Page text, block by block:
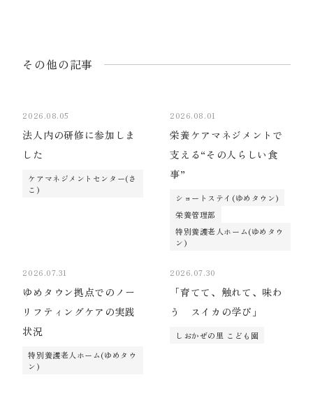
その他の記事
2026.08.05
法人内の研修に参加しま
した
ケアマネジメントセンター(さ
こ)
2026.08.01
栄養ケアマネジメントで
支える“その人らしい食
事”
ショートステイ(ゆめタウン)
栄養管理部
特別養護老人ホーム(ゆめタウ
ン)
2026.07.31
ゆめタウン拠点でのノー
リフティングケアの実践
状況
特別養護老人ホーム(ゆめタウ
ン)
2026.07.30
「育てて、触れて、味わ
う スイカの学び」
しおかぜの里 こども園